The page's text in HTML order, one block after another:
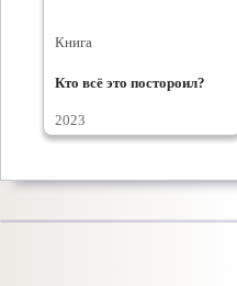
Книга
Кто всё это постороил?
2023